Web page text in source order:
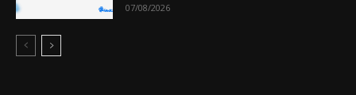
07/08/2026